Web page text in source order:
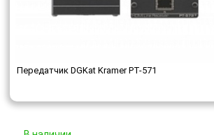
Передатчик DGKat Kramer PT-571